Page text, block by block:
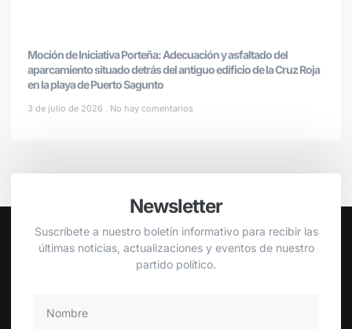
Moción de Iniciativa Porteña: Adecuación y asfaltado del
aparcamiento situado detrás del antiguo edificio de la Cruz Roja
en la playa de Puerto Sagunto
3 de julio de 2026 No hay comentarios
Newsletter
Suscríbete a nuestro boletín informativo para recibir las
últimas noticias, actualizaciones y eventos de nuestro
partido político.